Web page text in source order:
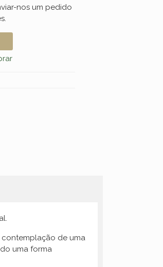
nos um pedido
contemplação de uma
uma forma